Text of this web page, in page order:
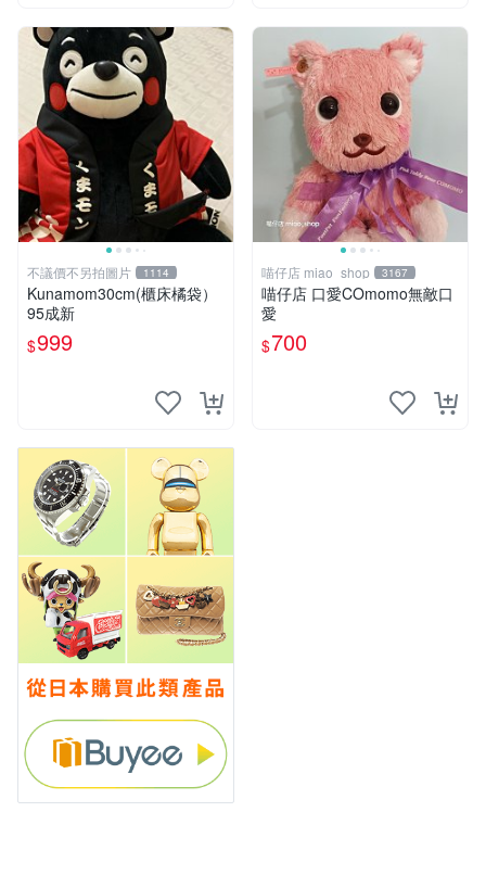
不議價不另拍圖片 1114
Kunamom30cm(櫃床橘袋）
95成新
$999
喵仔店 miao_shop 3167
喵仔店 口愛COmomo無敵口
愛
$700